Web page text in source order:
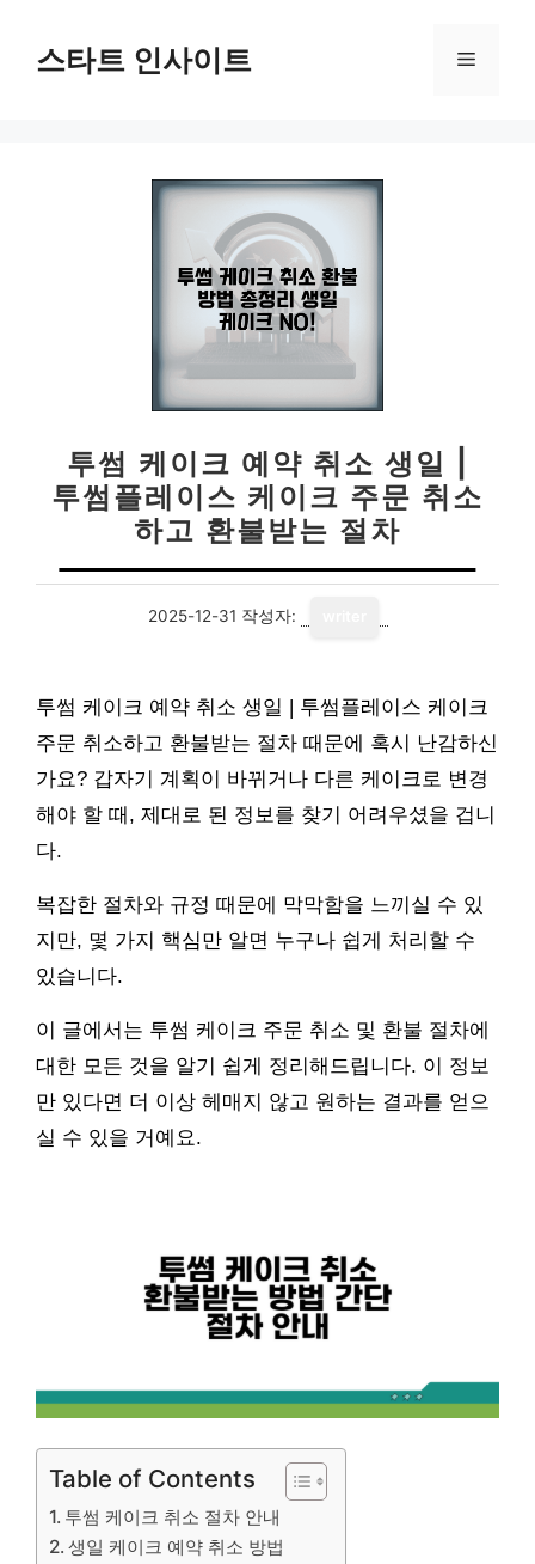
스타트 인사이트 메
투썸 케이크 예약 취소 생일 |
투썸플레이스 케이크 주문 취소
하고 환불받는 절차
2025-12-31 작성자:
투썸 케이크 예약 취소 생일 | 투썸플레이스 케이크
주문 취소하고 환불받는 절차 때문에 혹시 난감하신
가요? 갑자기 계획이 바뀌거나 다른 케이크로 변경
해야 할 때, 제대로 된 정보를 찾기 어려우셨을 겁니
다.
복잡한 절차와 규정 때문에 막막함을 느끼실 수 있
지만, 몇 가지 핵심만 알면 누구나 쉽게 처리할 수
있습니다.
이 글에서는 투썸 케이크 주문 취소 및 환불 절차에
대한 모든 것을 알기 쉽게 정리해드립니다. 이 정보
만 있다면 더 이상 헤매지 않고 원하는 결과를 얻으
실 수 있을 거예요.
Table of Contents
투썸 케이크 취소 절차 안내
생일 케이크 예약 취소 방법